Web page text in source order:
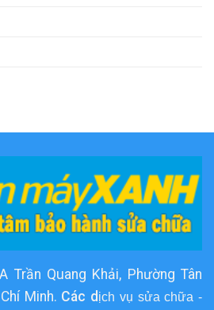
Trần Quang Khải, Phường Tân
Minh. Các dịch vụ sửa chữa -